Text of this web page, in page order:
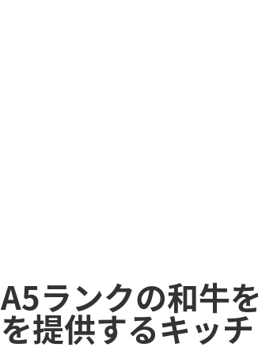
A5ランクの和牛
を提供するキッ